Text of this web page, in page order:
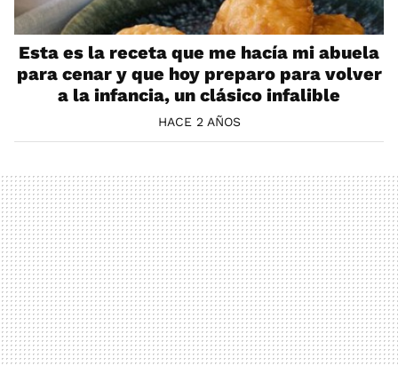
Esta es la receta que me hacía mi abuela
para cenar y que hoy preparo para volver
a la infancia, un clásico infalible
HACE 2 AÑOS